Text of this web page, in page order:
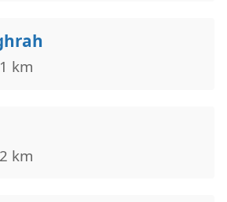
km
km